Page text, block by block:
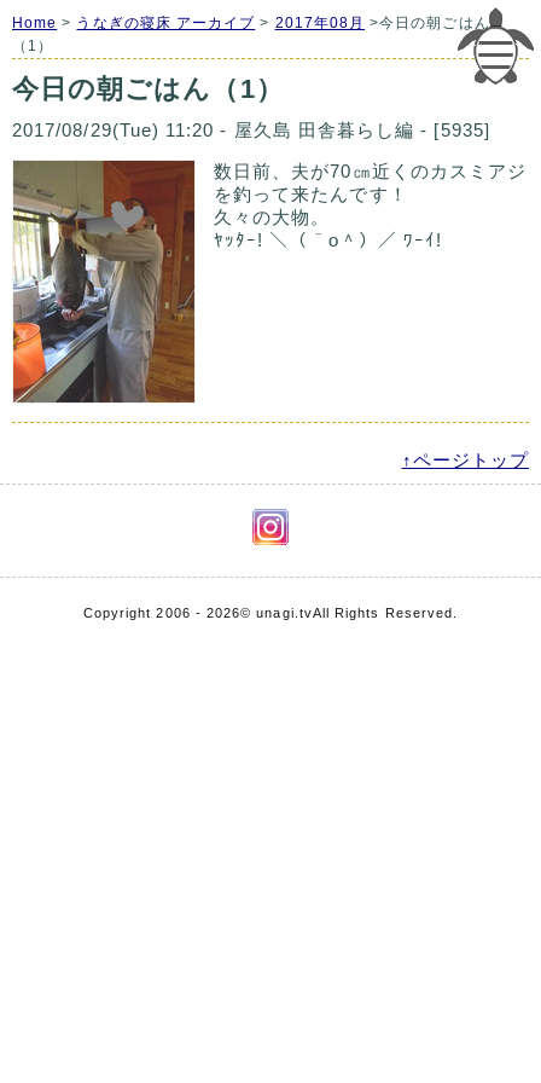
Home > うなぎの寝床 アーカイブ > 2017年08月 >今日の朝ごはん
（1）
今日の朝ごはん（1）
2017/08/29(Tue) 11:20 - 屋久島 田舎暮らし編 - [5935]
数日前、夫が70㎝近くのカスミアジ
を釣って来たんです！
久々の大物。
ﾔｯﾀｰ! ＼（＾o＾）／ ﾜｰｲ!
↑ページトップ
Copyright 2006 - 2026© unagi.tvAll Rights Reserved.